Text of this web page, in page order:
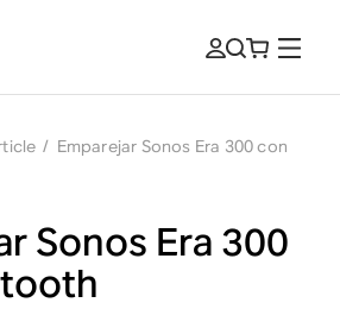
/ Emparejar Sonos Era 300 con
Sonos Era 300